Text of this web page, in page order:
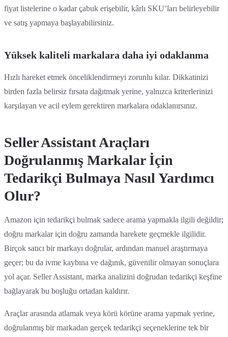
fiyat listelerine o kadar çabuk erişebilir, kârlı SKU’ları belirleyebilir
ve satış yapmaya başlayabilirsiniz.
Yüksek kaliteli markalara daha iyi odaklanma
Hızlı hareket etmek önceliklendirmeyi zorunlu kılar. Dikkatinizi
birden fazla belirsiz fırsata dağıtmak yerine, yalnızca kriterlerinizi
karşılayan ve acil eylem gerektiren markalara odaklanırsınız.
Seller Assistant Araçları
Doğrulanmış Markalar İçin
Tedarikçi Bulmaya Nasıl Yardımcı
Olur?
Amazon için tedarikçi bulmak sadece arama yapmakla ilgili değildir;
doğru markalar için doğru zamanda harekete geçmekle ilgilidir.
Birçok satıcı bir markayı doğrular, ardından manuel araştırmaya
geçer; bu da ivme kaybına ve dağınık, güvenilir olmayan sonuçlara
yol açar. Seller Assistant, marka analizini doğrudan tedarikçi keşfine
bağlayarak bu boşluğu ortadan kaldırır.
Araçlar arasında atlamak veya körü körüne arama yapmak yerine,
doğrulanmış bir markadan gerçek tedarikçi seçeneklerine tek bir